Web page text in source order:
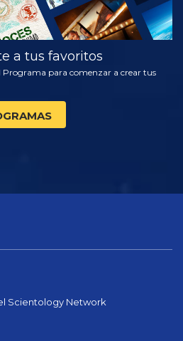
a tus favoritos
Programa para comenzar a crear tus
Scientology Network